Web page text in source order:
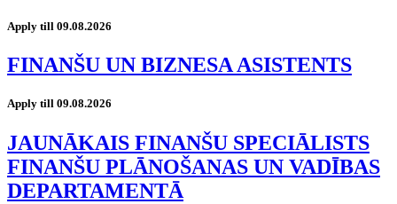
Apply till 09.08.2026
FINANŠU UN BIZNESA ASISTENTS
Apply till 09.08.2026
JAUNĀKAIS FINANŠU SPECIĀLISTS
FINANŠU PLĀNOŠANAS UN VADĪBAS
DEPARTAMENTĀ